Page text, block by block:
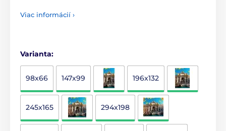
Viac informácií ›
Varianta:
98x66 147x99 196x132
245x165 294x198